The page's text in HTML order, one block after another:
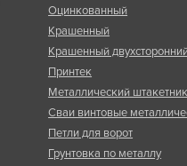
Оцинкованный
Крашенный
Крашенный
Принтек
Металлический штакетник
Сваи винтовые
Петли для ворот
Грунтовка по металлу